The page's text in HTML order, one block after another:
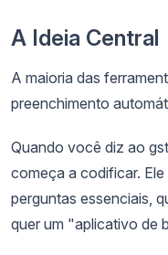
A Ideia Central
A maioria das
preenchimento
Quando você diz ao
começa a codificar.
perguntas essenciais,
quer um "aplicativo de